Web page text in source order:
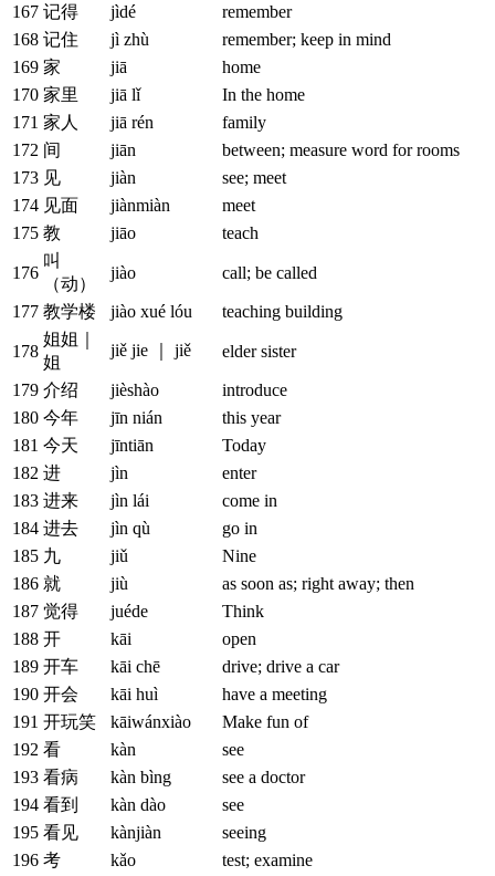
167 记得 jìdé
remember
168 记住 jì zhù
remember; keep in mind
169 家 jiā
home
170 家里 jiā lǐ
In the home
171 家人 jiā rén
family
172 间 jiān
between; measure word for rooms
173 见 jiàn
see; meet
174 见面 jiànmiàn
meet
175 教 jiāo teach
176
叫
（动）
jiào call; be called
177 教学楼 jiào xué lóu teaching building
178
姐姐｜
姐
jiě jie ｜ jiě elder sister
179 介绍 jièshào
introduce
180 今年 jīn nián
this year
181 今天 jīntiān
Today
182 进 jìn
enter
183 进来 jìn lái
come in
184 进去 jìn qù
go in
185 九 jiǔ
Nine
186 就 jiù
as soon as; right away; then
187 觉得 juéde
Think
188 开 kāi
open
189 开车 kāi chē
drive; drive a car
190 开会 kāi huì
have a meeting
191 开玩笑 kāiwánxiào
Make fun of
192 看 kàn
see
193 看病 kàn bìng
see a doctor
194 看到 kàn dào
see
195 看见 kànjiàn
seeing
196 考 kǎo
test; examine